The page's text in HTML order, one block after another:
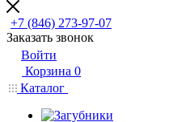
+7 (846) 273-97-07
Заказать звонок
Войти
Корзина 0
Каталог